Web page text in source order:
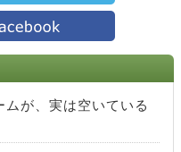
ムが、実は空いている